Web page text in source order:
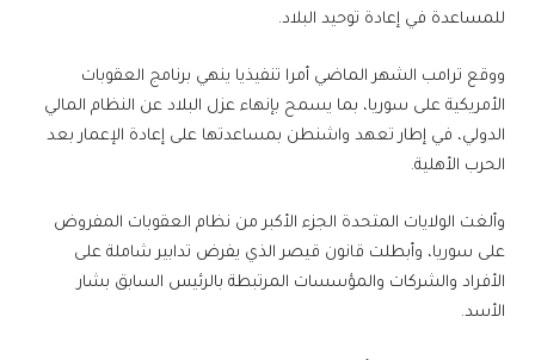
للمساعدة في إعادة توحيد البلاد.
ووقع ترامب الشهر الماضي أمرا تنفيذيا ينهي برنامج العقوبات
الأمريكية على سوريا، بما يسمح بإنهاء عزل البلاد عن النظام المالي
الدولي، في إطار تعهد واشنطن بمساعدتها على إعادة الإعمار بعد
الحرب الأهلية.
وألغت الولايات المتحدة الجزء الأكبر من نظام العقوبات المفروض
على سوريا، وأبطلت قانون قيصر الذي يفرض تدابير شاملة على
الأفراد والشركات والمؤسسات المرتبطة بالرئيس السابق بشار
الأسد.